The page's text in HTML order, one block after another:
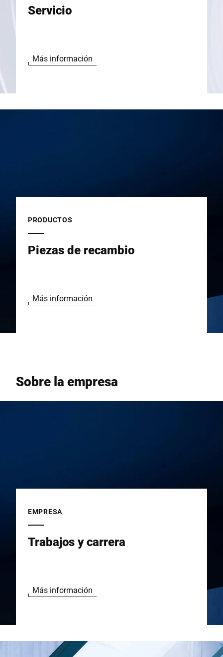
Servicio
Más información
PRODUCTOS
Piezas de recambio
Más información
Sobre la empresa
EMPRESA
Trabajos y carrera
Más información